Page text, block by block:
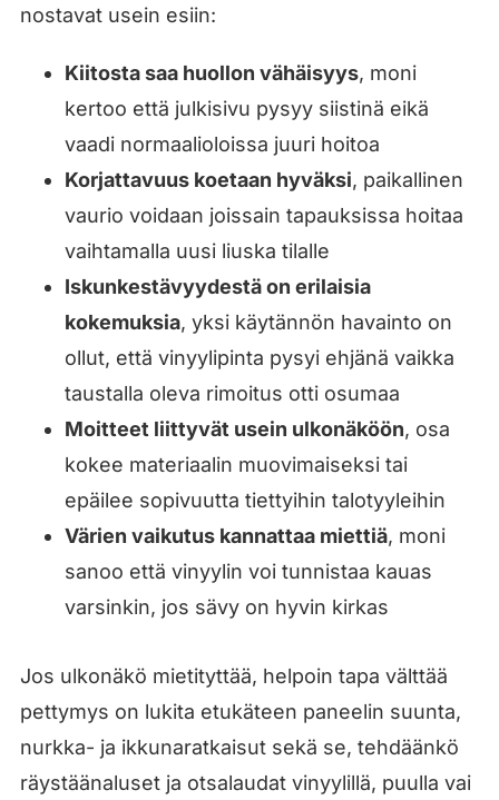
nostavat usein esiin:
Kiitosta saa huollon vähäisyys, moni
kertoo että julkisivu pysyy siistinä eikä
vaadi normaalioloissa juuri hoitoa
Korjattavuus koetaan hyväksi, paikallinen
vaurio voidaan joissain tapauksissa hoitaa
vaihtamalla uusi liuska tilalle
Iskunkestävyydestä on erilaisia
kokemuksia, yksi käytännön havainto on
ollut, että vinyylipinta pysyi ehjänä vaikka
taustalla oleva rimoitus otti osumaa
Moitteet liittyvät usein ulkonäköön, osa
kokee materiaalin muovimaiseksi tai
epäilee sopivuutta tiettyihin talotyyleihin
Värien vaikutus kannattaa miettiä, moni
sanoo että vinyylin voi tunnistaa kauas
varsinkin, jos sävy on hyvin kirkas
Jos ulkonäkö mietityttää, helpoin tapa välttää
pettymys on lukita etukäteen paneelin suunta,
nurkka- ja ikkunaratkaisut sekä se, tehdäänkö
räystäänaluset ja otsalaudat vinyylillä, puulla vai